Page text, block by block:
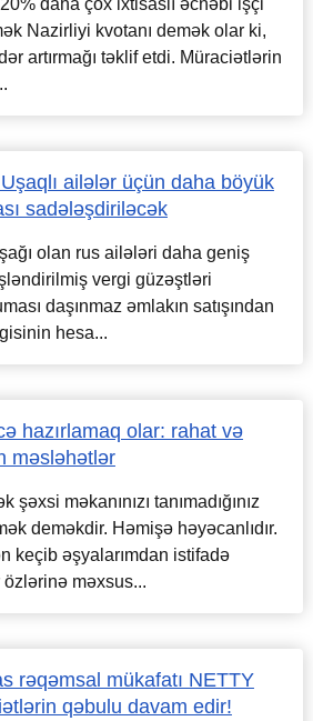
daha çox ixtisaslı əcnəbi işçi
Nazirliyi kvotanı demək olar ki,
artırmağı təklif etdi. Müraciətlərin
ailələr üçün daha böyük
sadələşdiriləcək
olan rus ailələri daha geniş
vergi güzəştləri
daşınmaz əmlakın satışından
hesa...
hazırlamaq olar: rahat və
məsləhətlər
məkanınızı tanımadığınız
deməkdir. Həmişə həyəcanlıdır.
keçib əşyalarımdan istifadə
məxsus...
rəqəmsal mükafatı NETTY
qəbulu davam edir!